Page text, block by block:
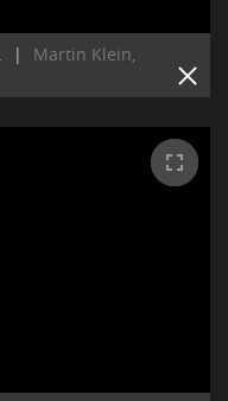
|
Martin Klein,